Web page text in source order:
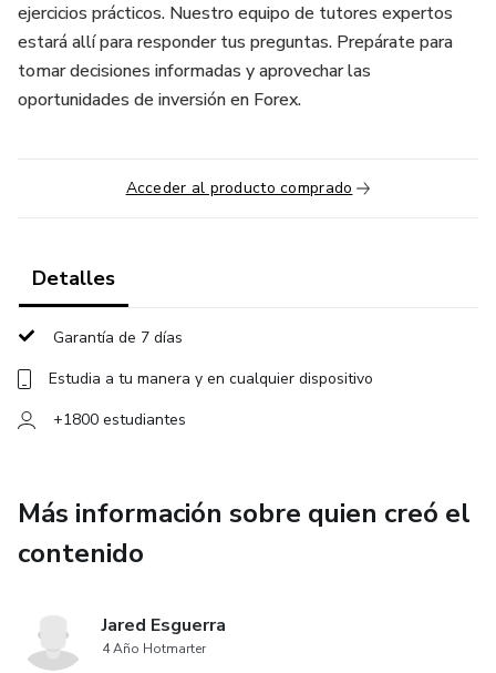
ejercicios prácticos. Nuestro equipo de tutores expertos
estará allí para responder tus preguntas. Prepárate para
tomar decisiones informadas y aprovechar las
oportunidades de inversión en Forex.
Acceder al producto comprado
Detalles
Garantía de 7 días
Estudia a tu manera y en cualquier dispositivo
+1800 estudiantes
Más información sobre quien creó el
contenido
Jared Esguerra
4 Año Hotmarter